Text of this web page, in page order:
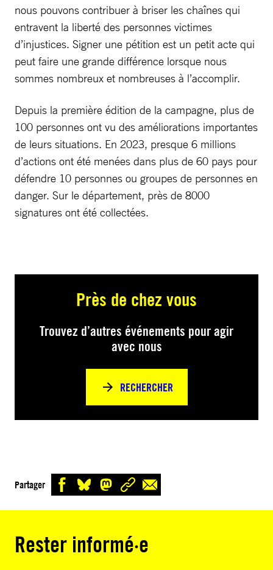
nous pouvons contribuer à briser les chaînes qui
entravent la liberté des personnes victimes
d’injustices. Signer une pétition est un petit acte qui
peut faire une grande différence lorsque nous
sommes nombreux et nombreuses à l’accomplir.
Depuis la première édition de la campagne, plus de
100 personnes ont vu des améliorations importantes
de leurs situations. En 2023, presque 6 millions
d’actions ont été menées dans plus de 60 pays pour
défendre 10 personnes ou groupes de personnes en
danger. Sur le département, près de 8000
signatures ont été collectées.
Près de chez vous
Trouvez d’autres événements pour agir
avec nous
RECHERCHER
Partager
Rester informé·e